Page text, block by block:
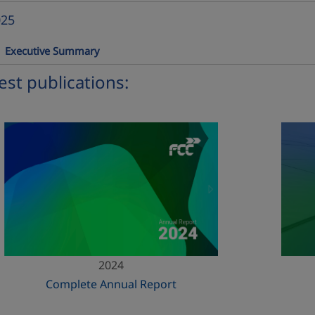
Executive Summary
publications:
2024
Complete Annual Report